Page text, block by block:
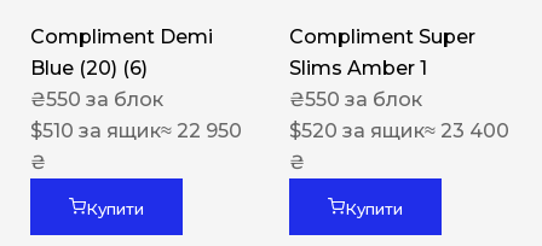
Compliment Demi
Blue (20) (6)
₴550 за блок
$510 за ящик≈ 22 950
₴
Купити
Compliment Super
Slims Amber 1
₴550 за блок
$520 за ящик≈ 23 400
₴
Купити